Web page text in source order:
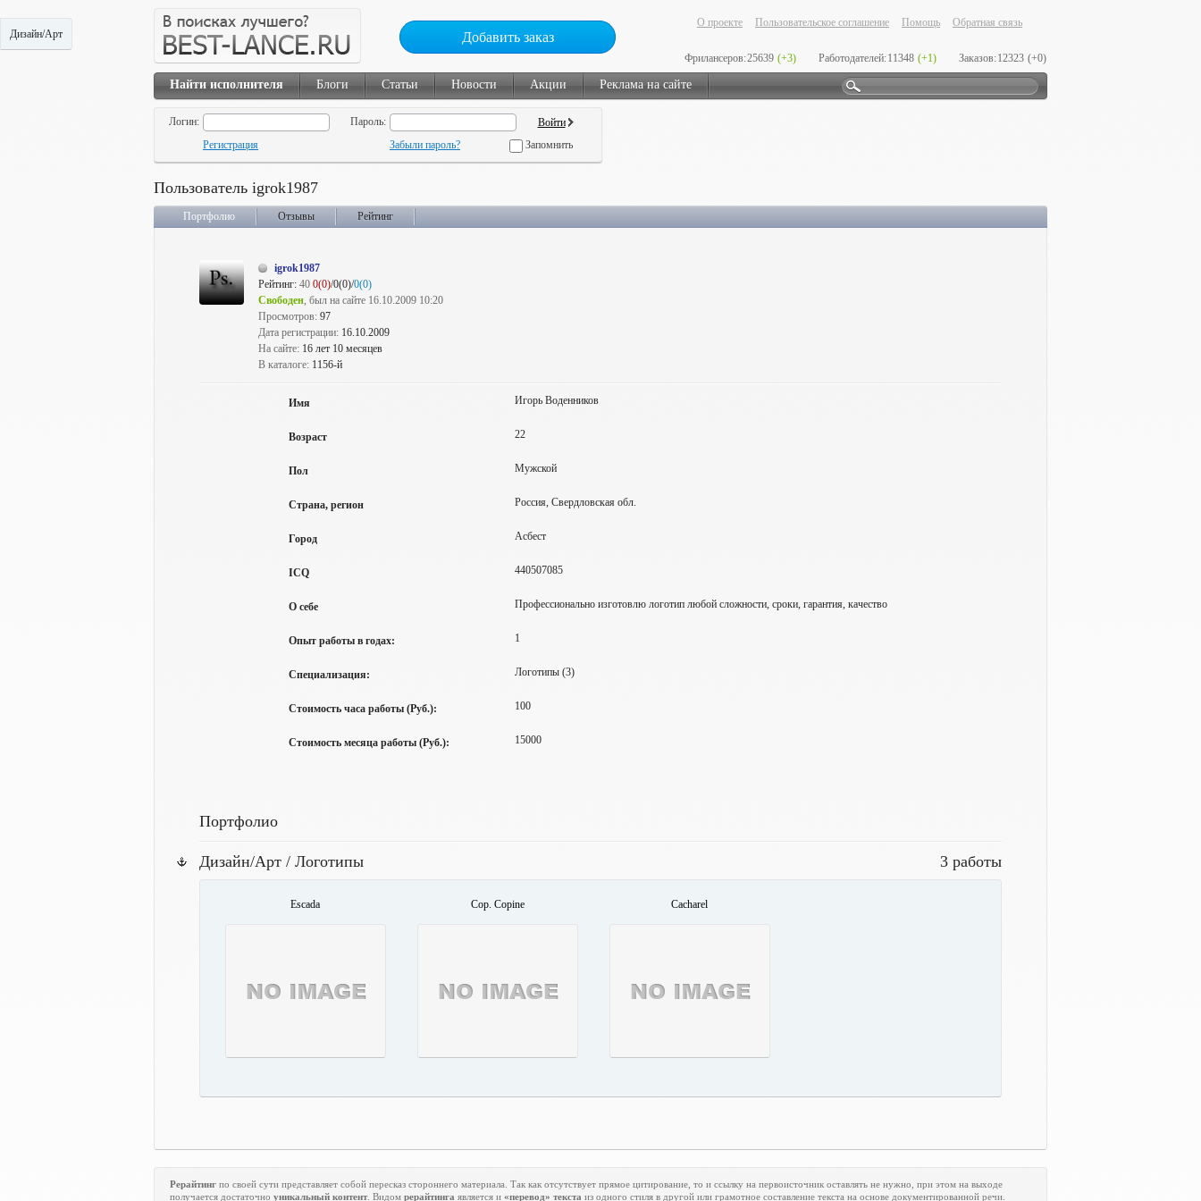
Добавить заказ
О проекте Пользовательское соглашение Помощь Обратная связь
Фрилансеров:25639 (+3) Работодателей:11348 (+1) Заказов:12323 (+0)
Найти исполнителя Блоги Статьи Новости Акции Реклама на сайте
Логин:
Пароль:
Регистрация
Забыли пароль? Запомнить
Пользователь igrok1987
Портфолио Отзывы Рейтинг
igrok1987
Рейтинг: 40 0(0)/0(0)/0(0)
Свободен, был на сайте 16.10.2009 10:20
Просмотров: 97
Дата регистрации: 16.10.2009
На сайте: 16 лет 10 месяцев
В каталоге: 1156-й
Дизайн/Арт
Имя Игорь Воденников
Возраст 22
Пол Мужской
Страна, регион Россия, Свердловская обл.
Город Асбест
ICQ 440507085
О себе Профессионально изготовлю логотип любой сложности, сроки, гарантия, качество
Опыт работы в годах: 1
Специализация: Логотипы (3)
Стоимость часа работы (Руб.): 100
Стоимость месяца работы (Руб.): 15000
Портфолио
Дизайн/Арт / Логотипы 3 работы
Escada Cop. Copine Cacharel
Рерайтинг по своей сути представляет собой пересказ стороннего материала. Так как отсутствует прямое цитирование, то и ссылку на первоисточник оставлять не нужно, при этом на выходе
получается достаточно уникальный контент. Видом рерайтинга является и «перевод» текста из одного стиля в другой или грамотное составление текста на основе документированной речи.